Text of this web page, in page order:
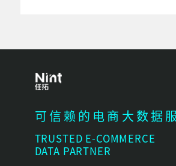
可信赖的电商大数据
TRUSTED E-COMMERCE
DATA PARTNER